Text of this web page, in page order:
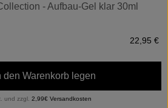
- Aufbau-Gel klar 30ml
22,95 €
den Warenkorb legen
und zzgl. 2,99€ Versandkosten